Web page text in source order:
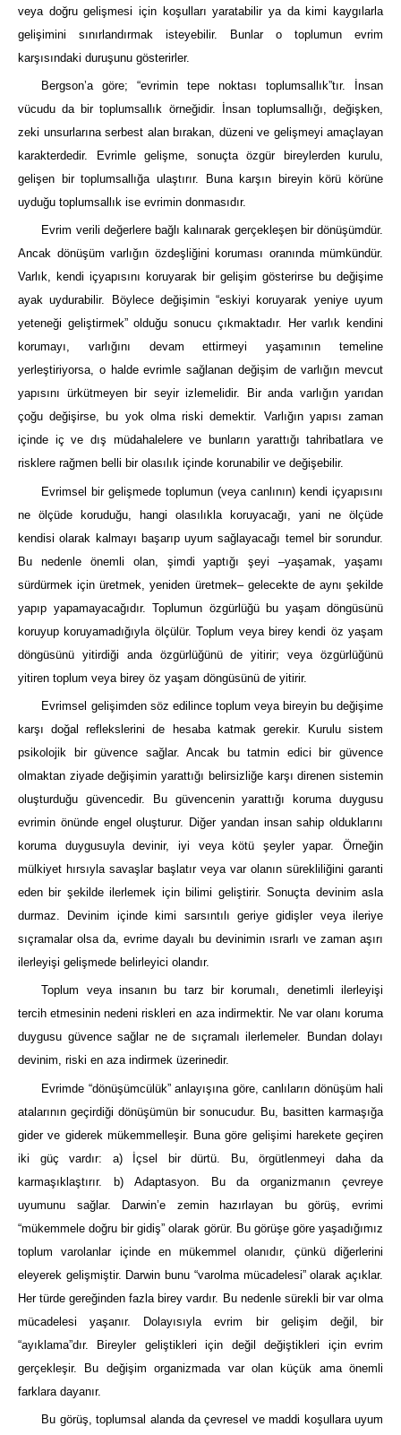
veya doğru gelişmesi için koşulları yaratabilir ya da kimi kaygılarla
gelişimini sınırlandırmak isteyebilir. Bunlar o toplumun evrim
karşısındaki duruşunu gösterirler.
Bergson’a göre; “evrimin tepe noktası toplumsallık”tır. İnsan
vücudu da bir toplumsallık örneğidir. İnsan toplumsallığı, değişken,
zeki unsurlarına serbest alan bırakan, düzeni ve gelişmeyi amaçlayan
karakterdedir. Evrimle gelişme, sonuçta özgür bireylerden kurulu,
gelişen bir toplumsallığa ulaştırır. Buna karşın bireyin körü körüne
uyduğu toplumsallık ise evrimin donmasıdır.
Evrim verili değerlere bağlı kalınarak gerçekleşen bir dönüşümdür.
Ancak dönüşüm varlığın özdeşliğini koruması oranında mümkündür.
Varlık, kendi içyapısını koruyarak bir gelişim gösterirse bu değişime
ayak uydurabilir. Böylece değişimin “eskiyi koruyarak yeniye uyum
yeteneği geliştirmek” olduğu sonucu çıkmaktadır. Her varlık kendini
korumayı, varlığını devam ettirmeyi yaşamının temeline
yerleştiriyorsa, o halde evrimle sağlanan değişim de varlığın mevcut
yapısını ürkütmeyen bir seyir izlemelidir. Bir anda varlığın yarıdan
çoğu değişirse, bu yok olma riski demektir. Varlığın yapısı zaman
içinde iç ve dış müdahalelere ve bunların yarattığı tahribatlara ve
risklere rağmen belli bir olasılık içinde korunabilir ve değişebilir.
Evrimsel bir gelişmede toplumun (veya canlının) kendi içyapısını
ne ölçüde koruduğu, hangi olasılıkla koruyacağı, yani ne ölçüde
kendisi olarak kalmayı başarıp uyum sağlayacağı temel bir sorundur.
Bu nedenle önemli olan, şimdi yaptığı şeyi –yaşamak, yaşamı
sürdürmek için üretmek, yeniden üretmek– gelecekte de aynı şekilde
yapıp yapamayacağıdır. Toplumun özgürlüğü bu yaşam döngüsünü
koruyup koruyamadığıyla ölçülür. Toplum veya birey kendi öz yaşam
döngüsünü yitirdiği anda özgürlüğünü de yitirir; veya özgürlüğünü
yitiren toplum veya birey öz yaşam döngüsünü de yitirir.
Evrimsel gelişimden söz edilince toplum veya bireyin bu değişime
karşı doğal reflekslerini de hesaba katmak gerekir. Kurulu sistem
psikolojik bir güvence sağlar. Ancak bu tatmin edici bir güvence
olmaktan ziyade değişimin yarattığı belirsizliğe karşı direnen sistemin
oluşturduğu güvencedir. Bu güvencenin yarattığı koruma duygusu
evrimin önünde engel oluşturur. Diğer yandan insan sahip olduklarını
koruma duygusuyla devinir, iyi veya kötü şeyler yapar. Örneğin
mülkiyet hırsıyla savaşlar başlatır veya var olanın sürekliliğini garanti
eden bir şekilde ilerlemek için bilimi geliştirir. Sonuçta devinim asla
durmaz. Devinim içinde kimi sarsıntılı geriye gidişler veya ileriye
sıçramalar olsa da, evrime dayalı bu devinimin ısrarlı ve zaman aşırı
ilerleyişi gelişmede belirleyici olandır.
Toplum veya insanın bu tarz bir korumalı, denetimli ilerleyişi
tercih etmesinin nedeni riskleri en aza indirmektir. Ne var olanı koruma
duygusu güvence sağlar ne de sıçramalı ilerlemeler. Bundan dolayı
devinim, riski en aza indirmek üzerinedir.
Evrimde “dönüşümcülük” anlayışına göre, canlıların dönüşüm hali
atalarının geçirdiği dönüşümün bir sonucudur. Bu, basitten karmaşığa
gider ve giderek mükemmelleşir. Buna göre gelişimi harekete geçiren
iki güç vardır: a) İçsel bir dürtü. Bu, örgütlenmeyi daha da
karmaşıklaştırır. b) Adaptasyon. Bu da organizmanın çevreye
uyumunu sağlar. Darwin’e zemin hazırlayan bu görüş, evrimi
“mükemmele doğru bir gidiş” olarak görür. Bu görüşe göre yaşadığımız
toplum varolanlar içinde en mükemmel olanıdır, çünkü diğerlerini
eleyerek gelişmiştir. Darwin bunu “varolma mücadelesi” olarak açıklar.
Her türde gereğinden fazla birey vardır. Bu nedenle sürekli bir var olma
mücadelesi yaşanır. Dolayısıyla evrim bir gelişim değil, bir
“ayıklama”dır. Bireyler geliştikleri için değil değiştikleri için evrim
gerçekleşir. Bu değişim organizmada var olan küçük ama önemli
farklara dayanır.
Bu görüş, toplumsal alanda da çevresel ve maddi koşullara uyum